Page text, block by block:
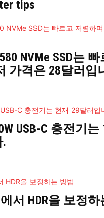
tips
NVMe SSD는
가격은 28달러입
USB-C 충전기는
서 HDR을 보정하